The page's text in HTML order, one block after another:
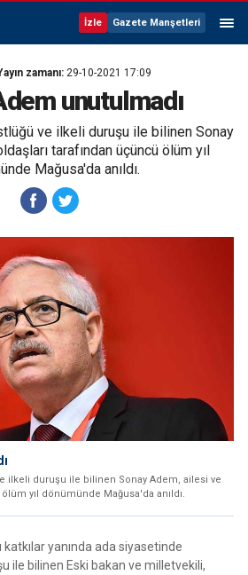
İzle Gazete Manşetleri
zamanı: 29-10-2021 17:09
unutulmadı
ve ilkeli duruşu ile bilinen Sonay
tarafından üçüncü ölüm yıl
Mağusa'da anıldı.
ilkeli duruşu ile bilinen Sonay Adem, ailesi ve
yıl dönümünde Mağusa'da anıldı.
katkılar yanında ada siyasetinde
ile bilinen Eski bakan ve milletvekili,